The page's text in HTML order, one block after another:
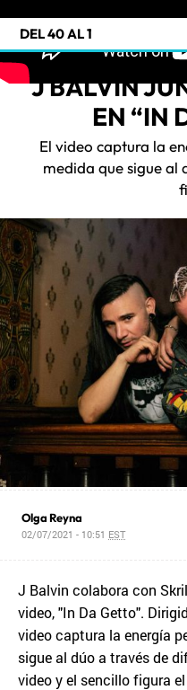
DEL 40 AL 1
J BALVIN
EN “IN
El video captura la
medida que sigue al
Olga Reyna
02/07/2021 - 10:51 EST
J Balvin colabora con
video, "In Da Getto".
video captura la energía
sigue al dúo a través de
video y el sencillo figura